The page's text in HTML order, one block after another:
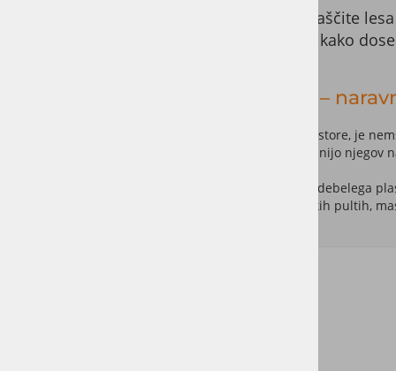
Pregled Osmo notranjih olj in sistemov zaščite
izdelek za parket, kuhinjo ali pohištvo ter kako
Osmo olja za notranjo uporabo –
Ko govorimo o premium zaščiti lesa za notranje prostore, je
naravnih olj in voskov, ki les zaščitijo, hkrati pa ohranijo njegov
Za razliko od klasičnih lakov Osmo olja ne ustvarijo debelega
Osmo sistemi zelo priljubljeni pri parketih, kuhinjskih pultih,